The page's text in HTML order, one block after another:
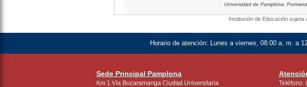
Universidad de Pamplona:
Institución de Educación sujeta
Horario de atención: Lunes a viernes, 08:00 a. m. a
Sede Principal Pamplona
Km 1 Vía Bucaramanga Ciudad Universitaria
Teléfono: